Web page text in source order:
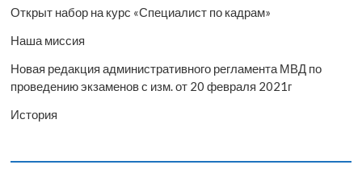
Открыт набор на курс «Специалист по кадрам»
Наша миссия
Новая редакция административного регламента МВД по
проведению экзаменов с изм. от 20 февраля 2021г
История